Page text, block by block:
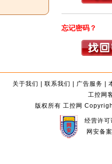
忘记密码？
关于我们 |联系我们 | 广告服务 |
工控网
版权所有 工控网
经营许
网安备